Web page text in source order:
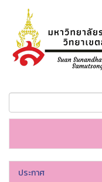
ประกาศ